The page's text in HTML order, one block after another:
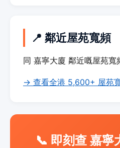
📍 鄰近屋苑寬頻
同 嘉寧大廈 鄰近嘅屋苑寬
→ 查看全港 5,600+ 屋苑
📞 即刻查 嘉寧